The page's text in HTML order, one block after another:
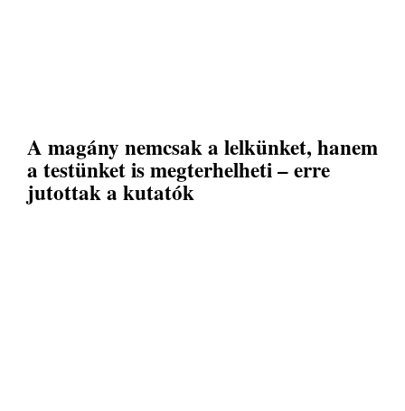
A magány nemcsak a lelkünket, hanem
a testünket is megterhelheti – erre
jutottak a kutatók